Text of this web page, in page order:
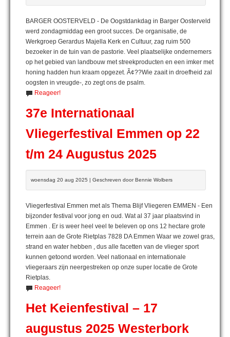
BARGER OOSTERVELD - De Oogstdankdag in Barger Oosterveld
werd zondagmiddag een groot succes. De organisatie, de
Werkgroep Gerardus Majella Kerk en Cultuur, zag ruim 500
bezoeker in de tuin van de pastorie. Veel plaatselijke ondernemers
op het gebied van landbouw met streekproducten en een imker met
honing hadden hun kraam opgezet. Ã¢??Wie zaait in droefheid zal
oogsten in vreugde-, zo zegt ons de psalm.
Reageer!
37e Internationaal
Vliegerfestival Emmen op 22
t/m 24 Augustus 2025
woensdag 20 aug 2025 | Geschreven door Bennie Wolbers
Vliegerfestival Emmen met als Thema Blijf Vliegeren EMMEN - Een
bijzonder festival voor jong en oud. Wat al 37 jaar plaatsvind in
Emmen . Er is weer heel veel te beleven op ons 12 hectare grote
terrein aan de Grote Rietplas 7828 DA Emmen Waar we zowel gras,
strand en water hebben , dus alle facetten van de vlieger sport
kunnen getoond worden. Veel nationaal en internationale
vliegeraars zijn neergestreken op onze super locatie de Grote
Rietplas.
Reageer!
Het Keienfestival – 17
augustus 2025 Westerbork